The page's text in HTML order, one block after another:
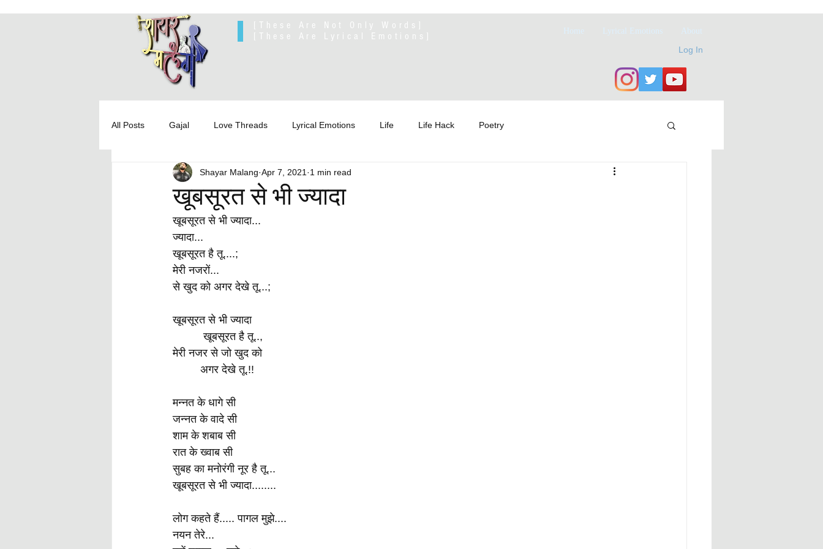
[These Are Not Only Words]
[These Are Lyrical Emotions]
Home Lyrical Emotions About
Log In
All Posts Gajal Love Threads Lyrical Emotions Life Life Hack Poetry
खूबसूरत से भी ज्यादा
Shayar Malang Apr 7, 2021 1 min read
खूबसूरत से भी ज्यादा...
ज्यादा...
खूबसूरत है तू....;
मेरी नजरों...
से खुद को अगर देखे तू...;
खूबसूरत से भी ज्यादा
          खूबसूरत है तू..,
मेरी नजर से जो खुद को
         अगर देखे तू.!!
मन्नत के धागे सी
जन्नत के वादे सी
शाम के शबाब सी
रात के ख्वाब सी
सुबह का मनोरंगी नूर है तू...
खूबसूरत से भी ज्यादा........
लोग कहते हैं..... पागल मुझे....
नयन तेरे...